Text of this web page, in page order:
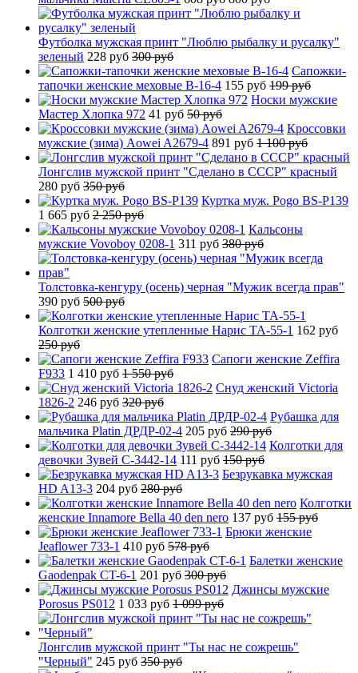
Футболка мужская принт "Люблю рыбалку и русалку"
зеленый 228 руб 300 руб
Сапожки-
тапочки женские меховые B-16-4 155 руб 199 руб
Носки мужские
Мастер Хлопка 972 41 руб 50 руб
Кроссовки
мужские (зима) Aowei A2679-4 891 руб 1 100 руб
Лонгслив мужской принт "Сделано в СССР" красный
280 руб 350 руб
Куртка муж. Pogo BS-P139
1 665 руб 2 250 руб
Кальсоны
мужские Vovoboy 0208-1 311 руб 380 руб
Толстовка-кенгуру (осень) черная "Мужик всегда прав"
390 руб 500 руб
Колготки женские утепленные Нарис TA-55-1 162 руб
250 руб
Сапоги женские Zeffira
F933 1 410 руб 1 550 руб
Снуд женский Victoria
1826-2 246 руб 320 руб
Рубашка для
мальчика Platin ДРДР-02-4 205 руб 290 руб
Колготки для
девочки Зувей C-3442-14 111 руб 150 руб
Безрукавка мужская
HD A13-3 204 руб 280 руб
Колготки
женские Innamore Bella 40 den nero 137 руб 155 руб
Брюки женские
Jeaflower 733-1 410 руб 578 руб
Балетки женские
Gaodenpak CT-6-1 201 руб 300 руб
Джинсы мужские
Porosus PS012 1 033 руб 1 099 руб
Лонгслив мужской принт "Ты нас не сожрешь"
"Черный" 245 руб 350 руб